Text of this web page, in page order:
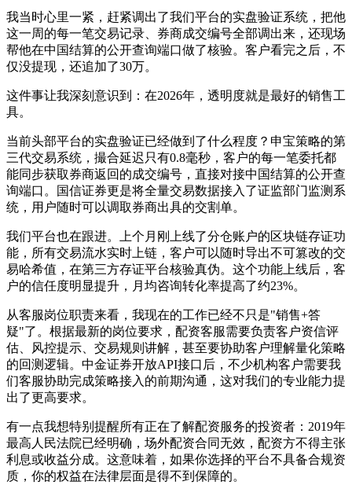
我当时心里一紧，赶紧调出了我们平台的实盘验证系统，把他
这一周的每一笔交易记录、券商成交编号全部调出来，还现场
帮他在中国结算的公开查询端口做了核验。客户看完之后，不
仅没提现，还追加了30万。
这件事让我深刻意识到：在2026年，透明度就是最好的销售工
具。
当前头部平台的实盘验证已经做到了什么程度？申宝策略的第
三代交易系统，撮合延迟只有0.8毫秒，客户的每一笔委托都
能同步获取券商返回的成交编号，直接对接中国结算的公开查
询端口。国信证券更是将全量交易数据接入了证监部门监测系
统，用户随时可以调取券商出具的交割单。
我们平台也在跟进。上个月刚上线了分仓账户的区块链存证功
能，所有交易流水实时上链，客户可以随时导出不可篡改的交
易哈希值，在第三方存证平台核验真伪。这个功能上线后，客
户的信任度明显提升，月均咨询转化率提高了约23%。
从客服岗位职责来看，我现在的工作已经不只是"销售+答
疑"了。根据最新的岗位要求，配资客服需要负责客户资信评
估、风控提示、交易规则讲解，甚至要协助客户理解量化策略
的回测逻辑。中金证券开放API接口后，不少机构客户需要我
们客服协助完成策略接入的前期沟通，这对我们的专业能力提
出了更高要求。
有一点我想特别提醒所有正在了解配资服务的投资者：2019年
最高人民法院已经明确，场外配资合同无效，配资方不得主张
利息或收益分成。这意味着，如果你选择的平台不具备合规资
质，你的权益在法律层面是得不到保障的。